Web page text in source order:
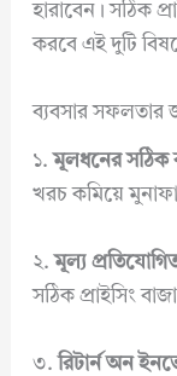
হারাবেন। সঠিক
করবে এই দুটি
ব্যবসার সফলতার
১.মূলধনের সঠিক
খরচ কমিয়ে
২.মূল্য
সঠিক প্রাইসিং
৩.রিটার্ন অন